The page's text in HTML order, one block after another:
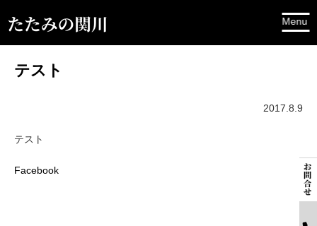
テスト
2017.8.9
テスト
Facebook